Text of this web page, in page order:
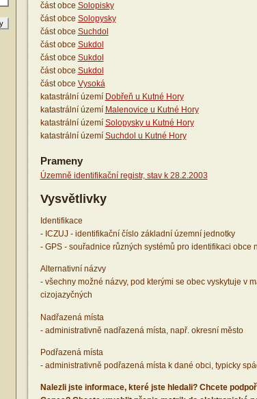
část obce Solopisky
část obce Solopysky
část obce Suchdol
část obce Sukdol
část obce Sukdol
část obce Sukdol
část obce Vysoká
katastrální území Dobřeň u Kutné Hory
katastrální území Malenovice u Kutné Hory
katastrální území Solopysky u Kutné Hory
katastrální území Suchdol u Kutné Hory
Prameny
Územně identifikační registr, stav k 28.2.2003
Vysvětlivky
Identifikace
- ICZUJ - identifikační číslo základní územní jednotky
- GPS - souřadnice různých systémů pro identifikaci obce
Alternativní názvy
- všechny možné názvy, pod kterými se obec vyskytuje v
cizojazyčných
Nadřazená místa
- administrativně nadřazená místa, např. okresní město
Podřazená místa
- administrativně podřazená místa k dané obci, typicky
Nalezli jste informace, které jste hledali? Chcete